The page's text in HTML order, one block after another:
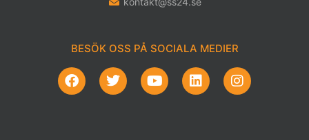
BESÖK OSS PÅ SOCIALA MEDIER